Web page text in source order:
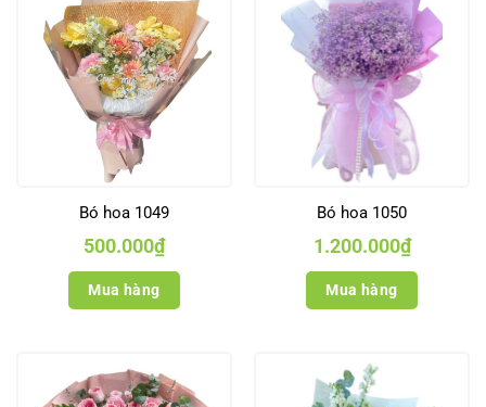
Bó hoa 1049
500.000₫
Mua hàng
Bó hoa 1050
1.200.000₫
Mua hàng